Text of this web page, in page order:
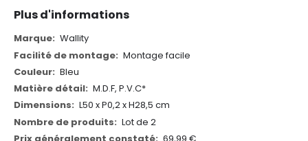
Plus d'informations
Plus
d'informations
Wallity
Montage facile
Bleu
M.D.F, P.V.C*
L50 x P0,2 x H28,5 cm
Lot de 2